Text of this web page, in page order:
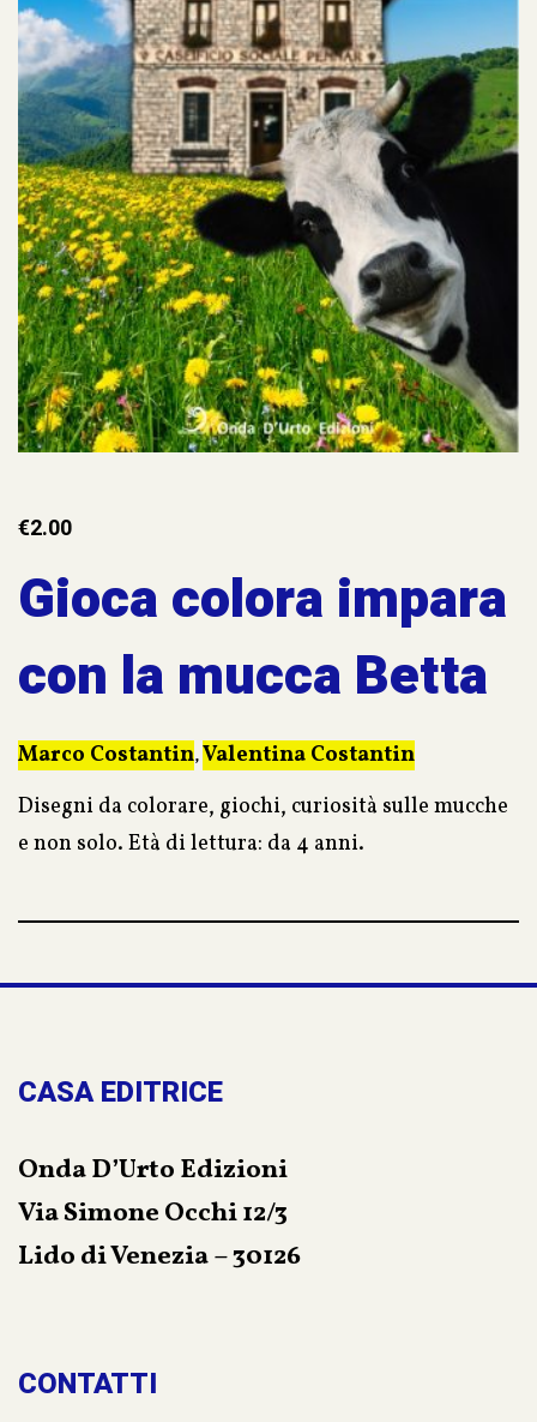
Gioca colora impara
con la mucca Betta
€2.00
Marco Costantin,Valentina Costantin
Disegni da colorare, giochi, curiosità sulle mucche
e non solo. Età di lettura: da 4 anni.
CASA EDITRICE
Onda D’Urto Edizioni
Via Simone Occhi 12/3
Lido di Venezia – 30126
CONTATTI